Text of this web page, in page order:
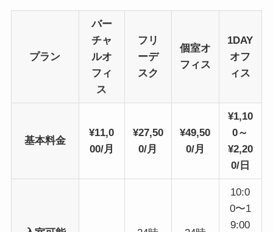
プラン
バー
チャ
ルオ
フィ
ス
フリ
ーデ
スク
個室オ
フィス
1DAY
オフ
ィス
基本料金
¥11,0
00/月
¥27,50
0/月
¥49,50
0/月
¥1,10
0～
¥2,20
0/日
10:0
0〜1
9:00